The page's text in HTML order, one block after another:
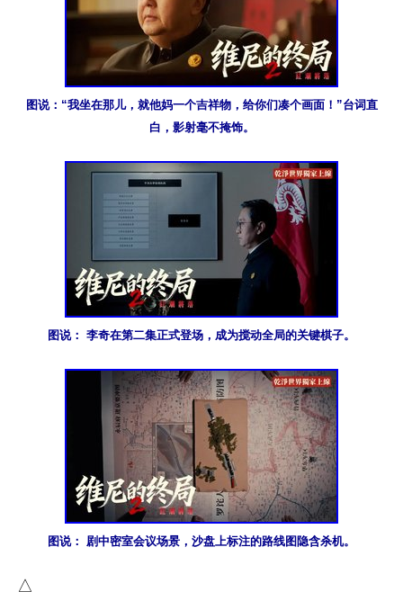
图说：“我坐在那儿，就他妈一个吉祥物，给你们凑个画面！”台词直
白，影射毫不掩饰。
图说： 李奇在第二集正式登场，成为搅动全局的关键棋子。
图说： 剧中密室会议场景，沙盘上标注的路线图隐含杀机。